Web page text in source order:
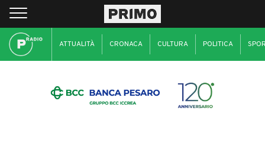
ATTUALITÀ CRONACA CULTURA POLITICA